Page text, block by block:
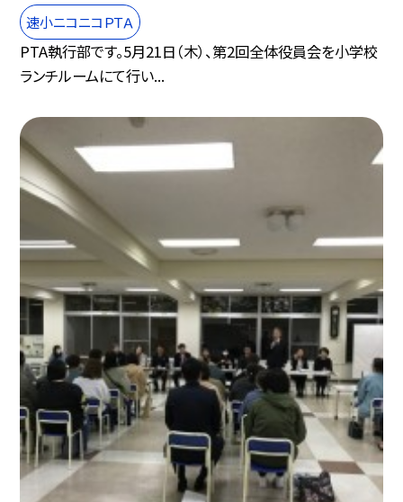
速小ニコニコＰＴＡ
PTA執行部です。5月21日（木）、第2回全体役員会を小学校
ランチルームにて行い...